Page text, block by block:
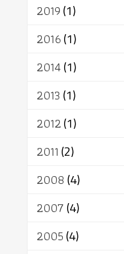
2019(1)
2016(1)
2014(1)
2013 (1)
2012(1)
2011 (2)
2008 (4)
2007(4)
2005(4)